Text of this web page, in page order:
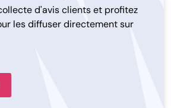
d'avis clients et profitez
les diffuser directement sur